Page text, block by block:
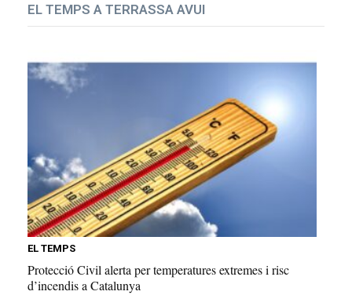
EL TEMPS A TERRASSA AVUI
EL TEMPS
Protecció Civil alerta per temperatures extremes i risc
d’incendis a Catalunya